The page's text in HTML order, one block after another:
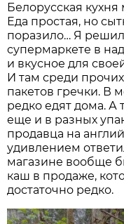
Белорусская
Еда простая, но
поразило… Я
супермаркете в
и вкусное для
И там среди
пакетов гречки. В
редко едят дома. А
еще и в разных
продавца на
удивлением
магазине вообще
каш в продаже,
достаточно редко.